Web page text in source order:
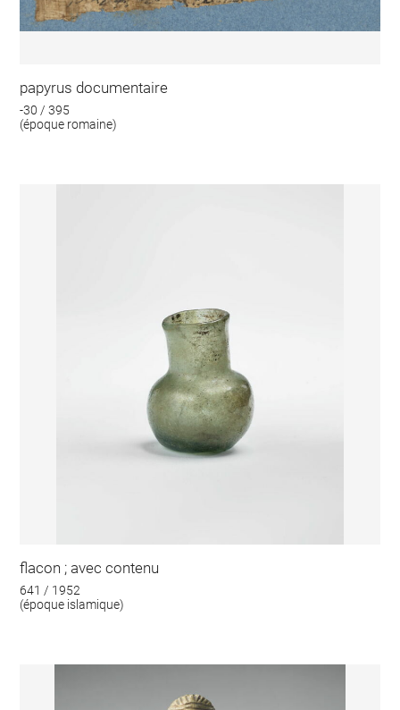
papyrus documentaire
-30 / 395
(époque romaine)
flacon ; avec contenu
641 / 1952
(époque islamique)